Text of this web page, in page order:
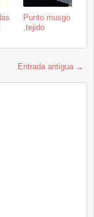
Punto musgo
,tejido
Entrada antigua →